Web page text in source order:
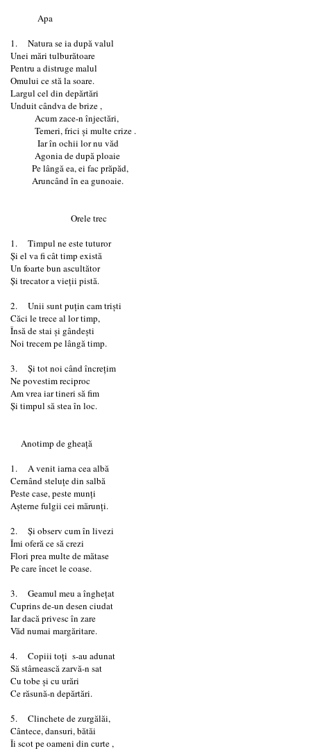
Apa
1. Natura se ia după valul
Unei mări tulburătoare
Pentru a distruge malul
Omului ce stă la soare.
Largul cel din depărtări
Unduit cândva de brize ,
Acum zace-n înjectări,
Temeri, frici și multe crize .
Iar în ochii lor nu văd
Agonia de după ploaie
Pe lângă ea, ei fac prăpăd,
Aruncând în ea gunoaie.
Orele trec
1. Timpul ne este tuturor
Și el va fi cât timp există
Un foarte bun ascultător
Și trecator a vieții pistă.
2. Unii sunt puțin cam triști
Căci le trece al lor timp,
Însă de stai și gândești
Noi trecem pe lângă timp.
3. Și tot noi când încrețim
Ne povestim reciproc
Am vrea iar tineri să fim
Și timpul să stea în loc.
Anotimp de gheață
1. A venit iarna cea albă
Cernând steluțe din salbă
Peste case, peste munți
Așterne fulgii cei mărunți.
2. Și observ cum în livezi
Îmi oferă ce să crezi
Flori prea multe de mătase
Pe care încet le coase.
3. Geamul meu a înghețat
Cuprins de-un desen ciudat
Iar dacă privesc în zare
Văd numai margăritare.
4. Copiii toți s-au adunat
Să stârnească zarvă-n sat
Cu tobe și cu urări
Ce răsună-n depărtări.
5. Clinchete de zurgălăi,
Cântece, dansuri, bătăi
Îi scot pe oameni din curte ,